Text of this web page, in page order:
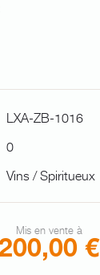
LXA-ZB-1016
0
Vins / Spiritueux
Mis en vente à€